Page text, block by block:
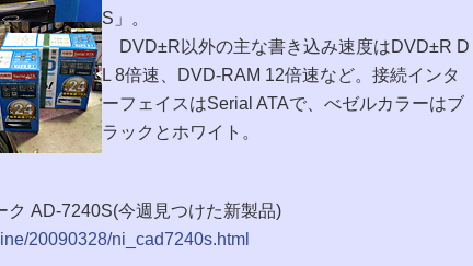
S」。
DVD±R以外の主な書き込み速度はDVD±R D
L 8倍速、DVD-RAM 12倍速など。接続インタ
ーフェイスはSerial ATAで、べゼルカラーはブ
ラックとホワイト。
ク AD-7240S(今週見つけた新製品)
20090328/ni_cad7240s.html